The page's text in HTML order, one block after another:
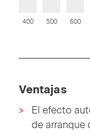
400 500 600
Ventajas
El efecto
de arranque